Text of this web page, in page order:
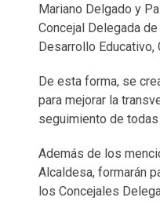
Mariano Delgado y
Concejal Delegada
Desarrollo Educativo,
De esta forma, se
para mejorar la
seguimiento de
Además de los
Alcaldesa, formarán
los Concejales